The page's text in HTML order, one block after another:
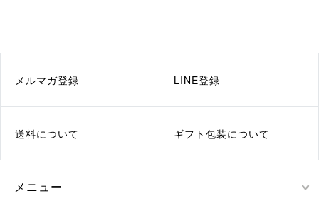
メルマガ登録 LINE登録
送料について ギフト包装について
メニュー